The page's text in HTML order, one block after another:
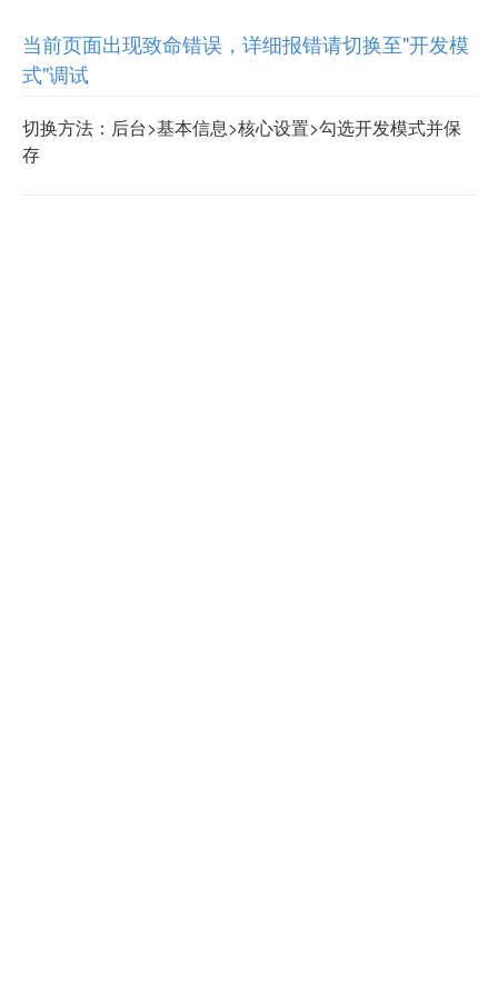
当前页面出现致命错误，详细报错请切换至"开发模
式"调试
切换方法：后台>基本信息>核心设置>勾选开发模式并保
存